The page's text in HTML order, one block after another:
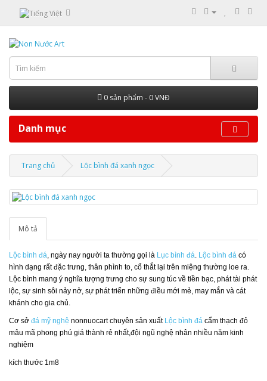
0 sản phẩm - 0 VNĐ
Danh mục
Trang chủ Lộc bình đá xanh ngọc
Mô tả
Lộc bình đá, ngày nay người ta thường gọi là Lục bình đá. Lộc bình đá có
hình dạng rất đặc trưng, thân phình to, cổ thắt lại trên miệng thường loe ra.
Lộc bình mang ý nghĩa tượng trưng cho sự sung túc về tiền bạc, phát tài phát
lộc, sự sinh sôi nảy nở, sự phát triển những điều mới mẻ, may mắn và cát
khánh cho gia chủ.
Cơ sở đá mỹ nghệ nonnuocart chuyên sản xuất Lộc bình đá cẩm thạch đỏ
mâu mã phong phú giá thành rẻ nhất,đội ngũ nghệ nhân nhiều năm kinh
nghiệm
kích thước 1m8